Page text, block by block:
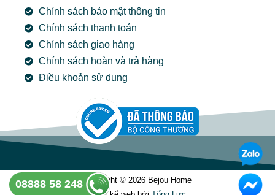
o
k
e
p
Chính sách bảo mật thông tin
Chính sách thanh toán
Chính sách giao hàng
Chính sách hoàn và trả hàng
Điều khoản sử dụng
Copyright © 2026 Bejou Home
08888 58 248